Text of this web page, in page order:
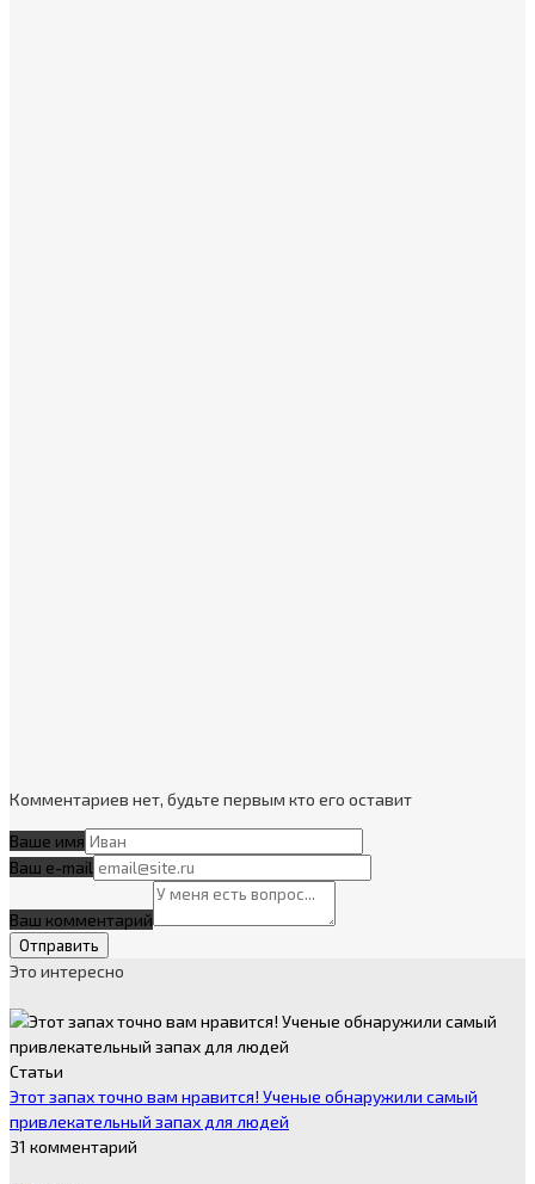
Комментариев нет, будьте первым кто его оставит
Ваше имя
Ваш e-mail
Ваш комментарий
Это интересно
Статьи
Этот запах точно вам нравится! Ученые обнаружили самый
привлекательный запах для людей
31 комментарий